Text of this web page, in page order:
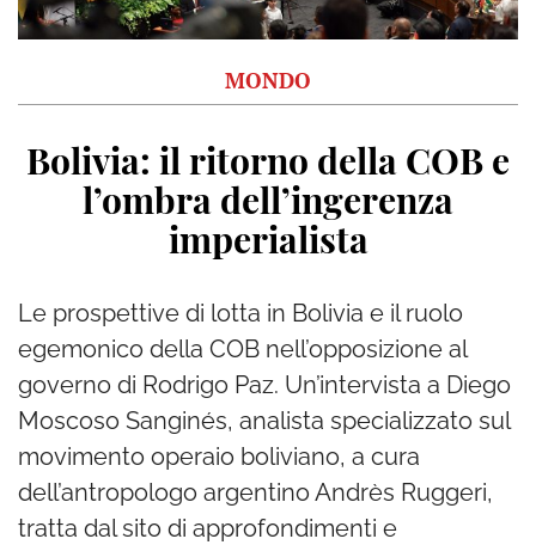
MONDO
Bolivia: il ritorno della COB e
l’ombra dell’ingerenza
imperialista
Le prospettive di lotta in Bolivia e il ruolo
egemonico della COB nell’opposizione al
governo di Rodrigo Paz. Un’intervista a Diego
Moscoso Sanginés, analista specializzato sul
movimento operaio boliviano, a cura
dell’antropologo argentino Andrès Ruggeri,
tratta dal sito di approfondimenti e